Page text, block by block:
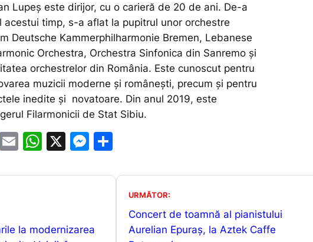
Lupeș este dirijor, cu o carieră de 20 de ani. De-a
acestui timp, s-a aflat la pupitrul unor orchestre
Deutsche Kammerphilharmonie Bremen, Lebanese
Orchestra, Orchestra Sinfonica din Sanremo și
orchestrelor din România. Este cunoscut pentru
muzicii moderne și românești, precum și pentru
inedite și novatoare. Din anul 2019, este
Filarmonicii de Stat Sibiu.
F
E
ai
W
at
p
X
M
s
n
ta
la modernizarea
URMĂTOR:
Concert de toamnă al pianistului
Aurelian Epuraș, la Aztek Caffe